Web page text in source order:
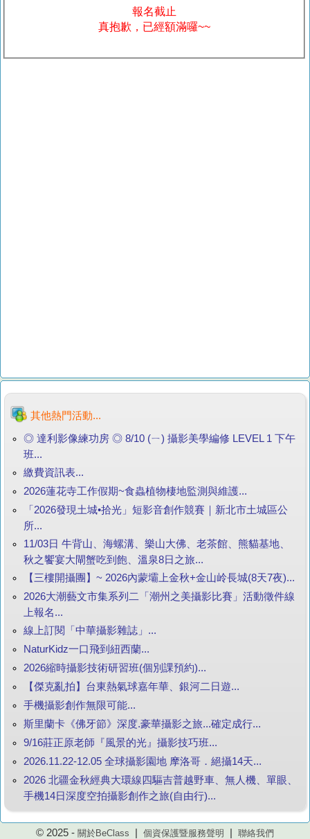
報名截止
真抱歉，已經額滿囉~~
其他熱門活動...
◎ 達利影像練功房 ◎ 8/10 (ㄧ) 攝影美學編修 LEVEL 1 下午
班...
繳費資訊表...
2026蓮花寺工作假期~食蟲植物棲地監測與維護...
「2026發現土城•拾光」短影音創作競賽｜新北市土城區公
所...
11/03日 牛背山、海螺溝、樂山大佛、老茶館、熊貓基地、
秋之饗宴大閘蟹吃到飽、溫泉8日之旅...
【三樓開攝團】~ 2026內蒙壩上金秋+金山岭長城(8天7夜)...
2026大潮藝文市集系列二「潮州之美攝影比賽」活動徵件線
上報名...
線上訂閱「中華攝影雜誌」...
NaturKidz一口飛到紐西蘭...
2026縮時攝影技術研習班(個別課預約)...
【傑克亂拍】台東熱氣球嘉年華、銀河二日遊...
手機攝影創作無限可能...
斯里蘭卡《佛牙節》深度.豪華攝影之旅...確定成行...
9/16莊正原老師『風景的光』攝影技巧班...
2026.11.22-12.05 全球攝影園地 摩洛哥．絕攝14天...
2026 北疆金秋經典大環線四驅吉普越野車、無人機、單眼、
手機14日深度空拍攝影創作之旅(自由行)...
© 2025 - 關於BeClass 個資保護暨服務聲明 聯絡我們